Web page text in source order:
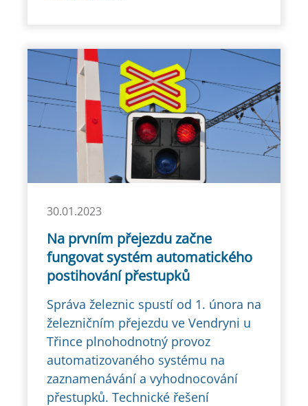
30.01.2023
Na prvním přejezdu začne
fungovat systém automatického
postihování přestupků
Správa železnic spustí od 1. února na
železničním přejezdu ve Vendryni u
Třince plnohodnotný provoz
automatizovaného systému na
zaznamenávání a vyhodnocování
přestupků. Technické řešení